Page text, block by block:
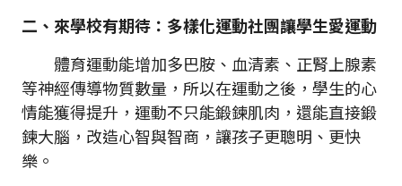
二、來學校有期待：多樣化運動社團讓學生愛運動
體育運動能增加多巴胺、血清素、正腎上腺素
等神經傳導物質數量，所以在運動之後，學生的心
情能獲得提升，運動不只能鍛鍊肌肉，還能直接鍛
鍊大腦，改造心智與智商，讓孩子更聰明、更快
樂。